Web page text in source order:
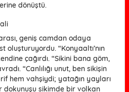
dönüştü.
geniş camdan odaya
“Konyaaltı’nın
çağırdı. “Sikini bana göm,
“Canlılığı unut, ben sikişin
hem vahşiydi; yatağın yayları
dokunuşu sikimde bir volkan